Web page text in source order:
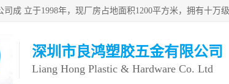
深圳市良鸿塑胶五金有限公司
Liang Hong Plastic & Hardware Co. Ltd